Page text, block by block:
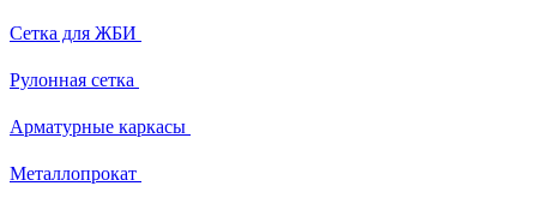
Сетка для ЖБИ
Рулонная сетка
Арматурные каркасы
Металлопрокат